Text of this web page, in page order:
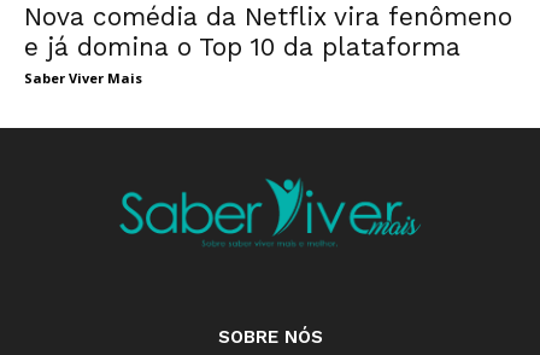
Nova comédia da Netflix vira fenômeno
e já domina o Top 10 da plataforma
Saber Viver Mais
SOBRE NÓS